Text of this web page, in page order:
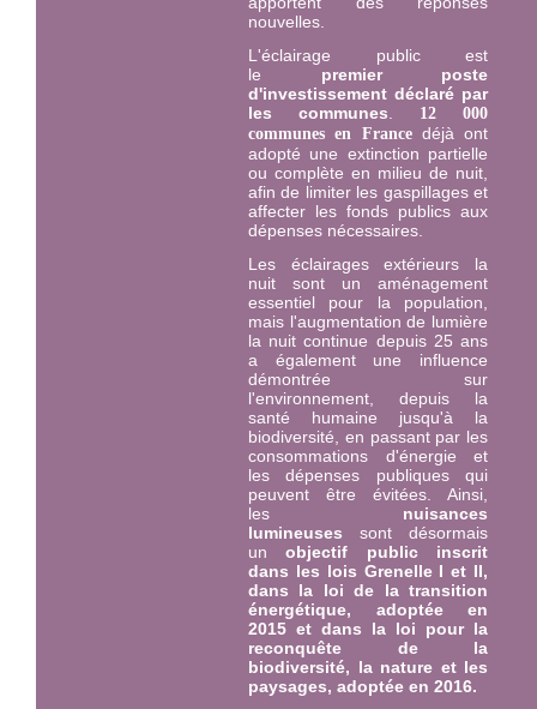
nouvelles.
L'éclairage public est
le premier
poste
d'investissement déclaré par
les communes. 12 000
communes en France déjà ont
adopté une extinction partielle
ou complète en milieu de nuit,
afin de limiter les gaspillages et
affecter les fonds publics aux
dépenses nécessaires.
Les éclairages extérieurs la
nuit sont un aménagement
essentiel pour la population,
mais l'augmentation de lumière
la nuit continue depuis 25 ans
a également une influence
démontrée sur
l'environnement, depuis la
santé humaine jusqu'à la
biodiversité, en passant par les
consommations d'énergie et
les dépenses publiques qui
peuvent être évitées. Ainsi,
les nuisances
lumineuses sont désormais
unobjectif public inscrit
dans les lois Grenelle I et II,
dans la loi de la transition
énergétique, adoptée en
2015 et dans la loi pour la
reconquête de la
biodiversité, la nature et les
paysages, adoptée en 2016.